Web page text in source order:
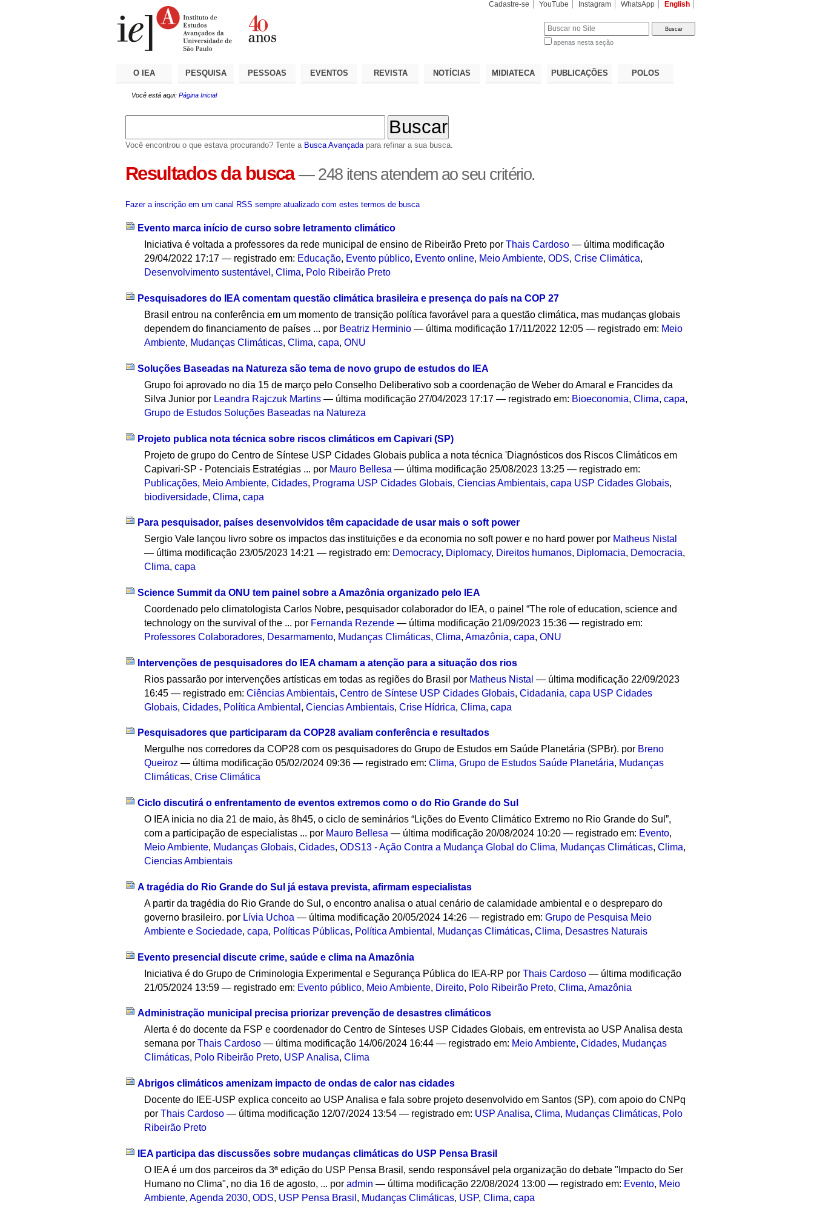
Cadastre-se YouTube Instagram WhatsApp English
apenas nesta seção
O IEA PESQUISA PESSOAS EVENTOS REVISTA NOTÍCIAS MIDIATECA PUBLICAÇÕES POLOS
Você está aqui: Página Inicial
Você encontrou o que estava procurando? Tente a Busca Avançada para refinar a sua busca.
Resultados da busca — 248 itens atendem ao seu critério.
Fazer a inscrição em um canal RSS sempre atualizado com estes termos de busca
Evento marca início de curso sobre letramento climático
Iniciativa é voltada a professores da rede municipal de ensino de Ribeirão Preto porThais Cardoso — última modificação
29/04/2022 17:17— registrado em: Educação, Evento público, Evento online, Meio Ambiente,ODS,Crise Climática,
Desenvolvimento sustentável ,Clima, Polo Ribeirão Preto
Pesquisadores do IEA comentam questão climática brasileira e presença do país na COP 27
Brasil entrou na conferência em um momento de transição política favorável para a questão climática, mas mudanças globais
dependem do financiamento de países ... por Beatriz Herminio — última modificação 17/11/2022 12:05— registrado em: Meio
Ambiente, Mudanças Climáticas,Clima,capa,ONU
Soluções Baseadas na Natureza são tema de novo grupo de estudos do IEA
Grupo foi aprovado no dia 15 de março pelo Conselho Deliberativo sob a coordenação de Weber do Amaral e Francides da
Silva Junior por Leandra Rajczuk Martins — última modificação 27/04/2023 17:17— registrado em: Bioeconomia,Clima,capa,
Grupo de Estudos Soluções Baseadas na Natureza
Projeto publica nota técnica sobre riscos climáticos em Capivari (SP)
Projeto de grupo do Centro de Síntese USP Cidades Globais publica a nota técnica 'Diagnósticos dos Riscos Climáticos em
Capivari-SP - Potenciais Estratégias ... por Mauro Bellesa — última modificação 25/08/2023 13:25— registrado em:
Publicações, Meio Ambiente,Cidades, Programa USP Cidades Globais,Ciencias Ambientais,capa USP Cidades Globais,
biodiversidade,Clima,capa
Para pesquisador, países desenvolvidos têm capacidade de usar mais o soft power
Sergio Vale lançou livro sobre os impactos das instituições e da economia no soft power e no hard power por Matheus Nistal
— última modificação 23/05/2023 14:21— registrado em: Democracy, Diplomacy, Direitos humanos, Diplomacia, Democracia,
Clima,capa
Science Summit da ONU tem painel sobre a Amazônia organizado pelo IEA
Coordenado pelo climatologista Carlos Nobre, pesquisador colaborador do IEA, o painel “The role of education, science and
technology on the survival of the ... por Fernanda Rezende — última modificação 21/09/2023 15:36— registrado em:
Professores Colaboradores, Desarmamento, Mudanças Climáticas,Clima,Amazônia,capa,ONU
Intervenções de pesquisadores do IEA chamam a atenção para a situação dos rios
Rios passarão por intervenções artísticas em todas as regiões do Brasil por Matheus Nistal — última modificação 22/09/2023
16:45— registrado em:Ciências Ambientais,Centro de Síntese USP Cidades Globais,Cidadania,capa USP Cidades
Globais,Cidades, Política Ambiental ,Ciencias Ambientais,Crise Hídrica,Clima,capa
Pesquisadores que participaram da COP28 avaliam conferência e resultados
Mergulhe nos corredores da COP28 com os pesquisadores do Grupo de Estudos em Saúde Planetária (SPBr). por Breno
Queiroz — última modificação 05/02/2024 09:36— registrado em:Clima,Grupo de Estudos Saúde Planetária, Mudanças
Climáticas,Crise Climática
Ciclo discutirá o enfrentamento de eventos extremos como o do Rio Grande do Sul
O IEA inicia no dia 21 de maio, às 8h45, o ciclo de seminários “Lições do Evento Climático Extremo no Rio Grande do Sul”,
com a participação de especialistas ... por Mauro Bellesa — última modificação 20/08/2024 10:20— registrado em: Evento,
Meio Ambiente, Mudanças Globais,Cidades,ODS13 - Ação Contra a Mudança Global do Clima, Mudanças Climáticas,Clima,
Ciencias Ambientais
A tragédia do Rio Grande do Sul já estava prevista, afirmam especialistas
A partir da tragédia do Rio Grande do Sul, o encontro analisa o atual cenário de calamidade ambiental e o despreparo do
governo brasileiro. por Lívia Uchoa— última modificação 20/05/2024 14:26— registrado em:Grupo de Pesquisa Meio
Ambiente e Sociedade,capa, Políticas Públicas, Política Ambiental , Mudanças Climáticas,Clima, Desastres Naturais
Evento presencial discute crime, saúde e clima na Amazônia
Iniciativa é do Grupo de Criminologia Experimental e Segurança Pública do IEA-RP porThais Cardoso — última modificação
21/05/2024 13:59— registrado em: Evento público, Meio Ambiente, Direito, Polo Ribeirão Preto,Clima,Amazônia
Administração municipal precisa priorizar prevenção de desastres climáticos
Alerta é do docente da FSP e coordenador do Centro de Sínteses USP Cidades Globais, em entrevista ao USP Analisa desta
semana porThais Cardoso — última modificação 14/06/2024 16:44— registrado em: Meio Ambiente,Cidades, Mudanças
Climáticas, Polo Ribeirão Preto, USP Analisa,Clima
Abrigos climáticos amenizam impacto de ondas de calor nas cidades
Docente do IEE-USP explica conceito ao USP Analisa e fala sobre projeto desenvolvido em Santos (SP), com apoio do CNPq
porThais Cardoso — última modificação 12/07/2024 13:54— registrado em: USP Analisa,Clima, Mudanças Climáticas, Polo
Ribeirão Preto
IEA participa das discussões sobre mudanças climáticas do USP Pensa Brasil
O IEA é um dos parceiros da 3ª edição do USP Pensa Brasil, sendo responsável pela organização do debate "Impacto do Ser
Humano no Clima", no dia 16 de agosto, ... poradmin — última modificação 22/08/2024 13:00— registrado em: Evento, Meio
Ambiente,Agenda 2030,ODS, USP Pensa Brasil , Mudanças Climáticas, USP,Clima,capa